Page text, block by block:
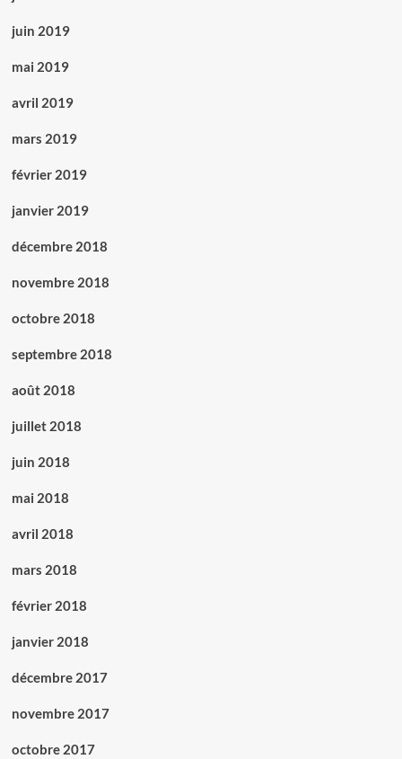
juin 2019
mai 2019
avril 2019
mars 2019
février 2019
janvier 2019
décembre 2018
novembre 2018
octobre 2018
septembre 2018
août 2018
juillet 2018
juin 2018
mai 2018
avril 2018
mars 2018
février 2018
janvier 2018
décembre 2017
novembre 2017
octobre 2017